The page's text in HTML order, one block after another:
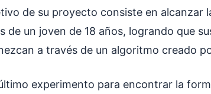
de su proyecto consiste en alcanzar
de un joven de 18 años, logrando que
a través de un algoritmo creado
experimento para encontrar la